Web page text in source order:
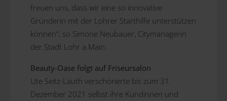
freuen uns, dass wir eine so innovative
Gründerin mit der Lohrer Starthilfe unterstützen
können“, so Simone Neubauer, Citymanagerin
der Stadt Lohr a.Main.
Beauty-Oase folgt auf Friseursalon
Ute Seitz-Lauth verschönerte bis zum 31.
Dezember 2021 selbst ihre Kundinnen und